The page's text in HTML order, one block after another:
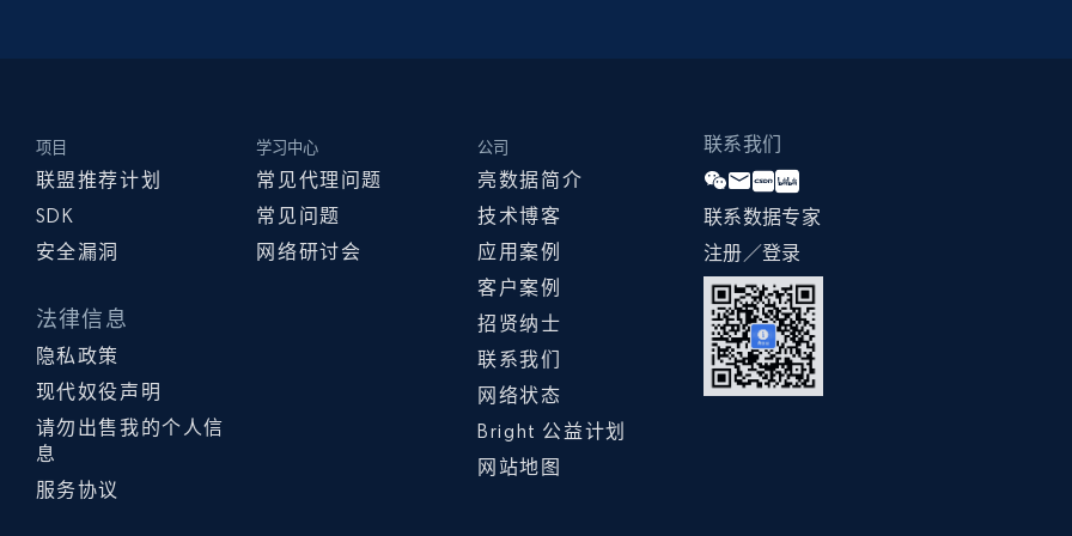
项目
联盟推荐计划
SDK
安全漏洞
法律信息
隐私政策
现代奴役声明
请勿出售我的个人信
息
服务协议
学习中心
常见代理问题
常见问题
网络研讨会
公司
亮数据简介
技术博客
应用案例
客户案例
招贤纳士
联系我们
网络状态
Bright 公益计划
网站地图
联系我们
联系数据专家
注册／登录